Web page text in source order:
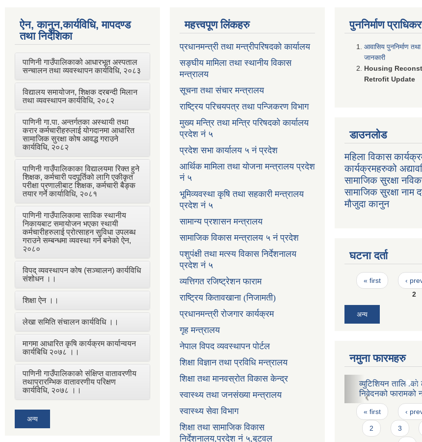
ऐन, कानुन,कार्यविधि, मापदण्ड
तथा निर्देशिका
पाणिनी गाउँपालिकाको आधारभूत अस्पताल
सन्चालन तथा व्यवस्थापन कार्यविधि, २०८३
विद्यालय समायोजन, शिक्षक दरबन्दी मिलान
तथा व्यवस्थापन कार्यविधि, २०८२
पाणिनी गा.पा. अन्तर्गतका अस्थायी तथा
करार कर्मचारीहरुलाई योगदानमा आधारित
सामाजिक सुरक्षा कोष आवद्ध गराउने
कार्यविधि, २०८२
पाणिनी गाउँपालिकाका विद्यालयमा रिक्त हुने
शिक्षक, कर्मचारी पदपूर्तिको लागि एकीकृत
परीक्षा प्रणालीबाट शिक्षक, कर्मचारी बैङ्क
तयार गर्ने कार्याविधि, २०८१
पाणिनी गाउँपालिकामा साविक स्थानीय
निकायबाट समायोजन भएका स्थायी
कर्मचारीहरुलाई प्रोत्साहन सुविधा उपलब्ध
गराउने सम्बन्धमा व्यवस्था गर्न बनेको ऐन,
२०८०
विपद् व्यवस्थापन कोष (सञ्चालन) कार्यविधि
संशोधन ।।
शिक्षा ऐन ।।
लेखा समिति संचालन कार्यविधि ।।
मागमा आधारित कृषि कार्यक्रम कार्यान्वयन
कार्यबिधि २०७८ ।।
पाणिनी गाउँपालिकाको संक्षिप्त वातावरणीय
तथाप्रारम्भिक वातावरणीय परिक्षण
कार्यविधि, २०७८ ।।
अन्य
महत्त्वपूण लिंकहरु
प्रधानमन्त्री तथा मन्त्रीपरिषदको कार्यालय
सङ्घीय मामिला तथा स्थानीय विकास
मन्त्रालय
सूचना तथा संचार मन्त्रालय
राष्ट्रिय परिचयपत्र तथा पन्जिकरण विभाग
मुख्य मन्त्रि तथा मन्त्रि परिषदको कार्यालय
प्रदेश नं ५
प्रदेश सभा कार्यालय ५ नं प्रदेश
आर्थिक मामिला तथा योजना मन्त्रालय प्रदेश
नं ५
भूमिव्यवस्था कृषि तथा सहकारी मन्त्रालय
प्रदेश नं ५
सामान्य प्रशासन मन्त्रालय
सामाजिक विकास मन्त्रालय ५ नं प्रदेश
पशुपंक्षी तथा मत्स्य विकास निर्देशनालय
प्रदेश नं ५
व्यत्तिगत रजिष्ट्रेशन फाराम
राष्ट्रिय कितावखाना (निजामती)
प्रधानमन्त्री रोजगार कार्यक्रम
गृह मन्त्रालय
नेपाल विपद व्यवस्थापन पोर्टल
शिक्षा विज्ञान तथा प्रविधि मन्त्रालय
शिक्षा तथा मानवस्रोत विकास केन्द्र
स्वास्थ्य तथा जनसंख्या मन्त्रालय
स्वास्थ्य सेवा विभाग
शिक्षा तथा सामाजिक विकास
निर्देशनालय,प्रदेश नं ५,बुटवल
पुननिर्माण
आवासिय पुननिर्माण
जानकारी
Housing
Retrofit Update
डाउनलोड
महिला विकास
कार्यक्रमहरुको
सामाजिक सुरक्षा
सामाजिक सुरक्षा नाम
मौजुदा कानुन
घटना दर्ता
Pages
« first ‹
2
अन्य
नमुना फारमहरु
जन्मदर्ता
Pages
« first ‹
2 3
6